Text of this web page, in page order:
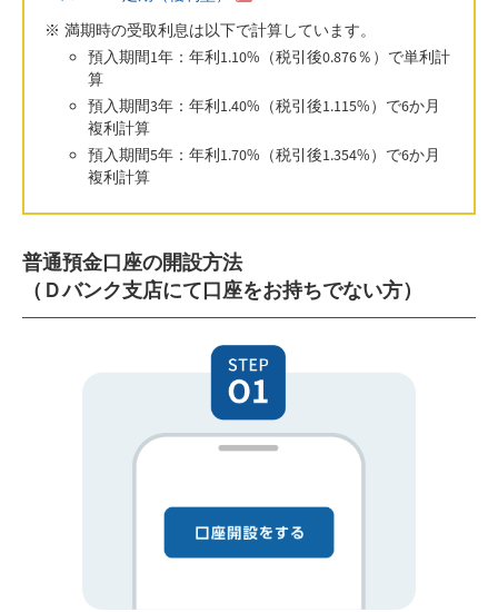
満期時の受取利息は以下で計算しています。
預入期間1年：年利1.10%（税引後0.876％）で単利計
算
預入期間3年：年利1.40%（税引後1.115%）で6か月
複利計算
預入期間5年：年利1.70%（税引後1.354%）で6か月
複利計算
普通預金口座の開設方法
（Ｄバンク支店にて口座をお持ちでない方）